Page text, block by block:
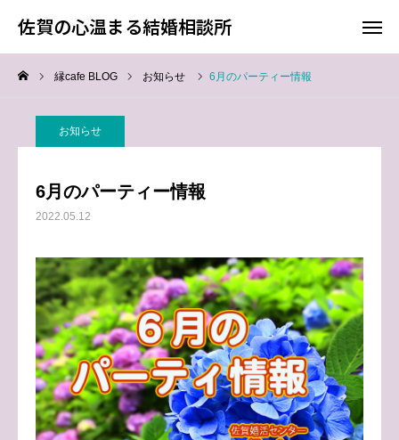
佐賀の心温まる結婚相談所
縁cafe BLOG お知らせ 6月のパーティー情報
お知らせ
6月のパーティー情報
2022.05.12
佐賀の心温まる結婚相談所
料金
TOP
成婚までの流れ
会員様からの喜びの声
よくあるご質問
ブログ